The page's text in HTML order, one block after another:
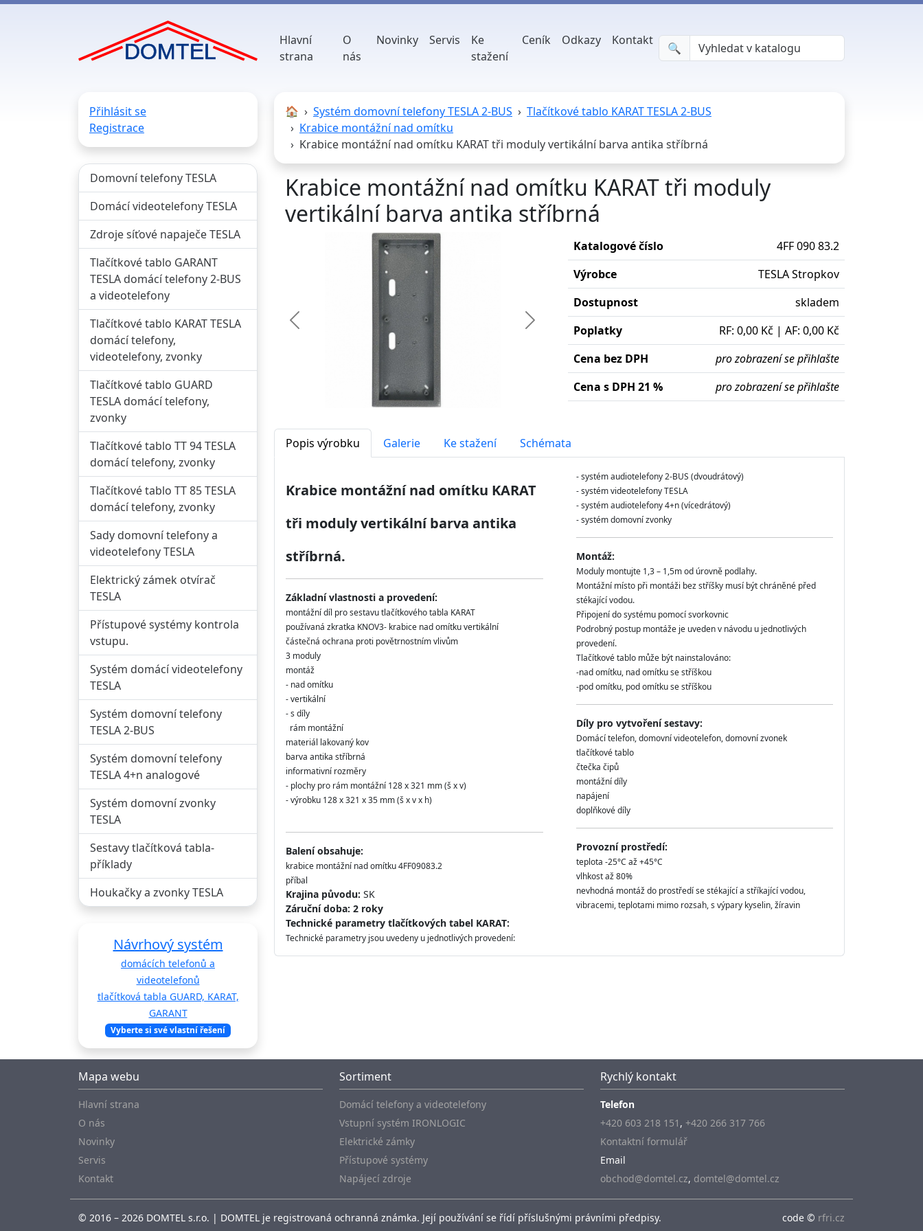
Hlavní
strana
O
nás
Novinky Servis
Ke
stažení
Ceník Odkazy Kontakt
🔍︎
Přihlásit se
Registrace
Domovní telefony TESLA
Domácí videotelefony TESLA
Zdroje síťové napaječe TESLA
Tlačítkové tablo GARANT
TESLA domácí telefony 2-BUS
a videotelefony
Tlačítkové tablo KARAT TESLA
domácí telefony,
videotelefony, zvonky
Tlačítkové tablo GUARD
TESLA domácí telefony,
zvonky
Tlačítkové tablo TT 94 TESLA
domácí telefony, zvonky
Tlačítkové tablo TT 85 TESLA
domácí telefony, zvonky
Sady domovní telefony a
videotelefony TESLA
Elektrický zámek otvírač
TESLA
Přístupové systémy kontrola
vstupu.
Systém domácí videotelefony
TESLA
Systém domovní telefony
TESLA 2-BUS
Systém domovní telefony
TESLA 4+n analogové
Systém domovní zvonky
TESLA
Sestavy tlačítková tabla-
příklady
Houkačky a zvonky TESLA
Návrhový systém
domácích telefonů a
videotelefonů
tlačítková tabla GUARD, KARAT,
GARANT
Vyberte si své vlastní řešení
🏠︎ Systém domovní telefony TESLA 2-BUS
Tlačítkové tablo KARAT TESLA 2-BUS
Krabice montážní nad omítku
Krabice montážní nad omítku KARAT tři moduly vertikální barva antika stříbrná
Krabice montážní nad omítku KARAT tři moduly
vertikální barva antika stříbrná
Předchozí Další
Katalogové číslo
4FF 090 83.2
Výrobce
TESLA Stropkov
Dostupnost
skladem
Poplatky
RF: 0,00 Kč | AF: 0,00 Kč
Cena bez DPH
pro zobrazení se přihlašte
Cena s DPH 21 %
pro zobrazení se přihlašte
Popis výrobku Galerie Ke stažení Schémata
Krabice montážní nad omítku KARAT
tři moduly vertikální barva antika
stříbrná.
Základní vlastnosti a provedení:
montážní díl pro sestavu tlačítkového tabla KARAT
používaná zkratka KNOV3- krabice nad omítku vertikální
částečná ochrana proti povětrnostním vlivům
3 moduly
montáž
- nad omítku
- vertikální
- s díly
rám montážní
materiál lakovaný kov
barva antika stříbrná
informativní rozměry
- plochy pro rám montážní 128 x 321 mm (š x v)
- výrobku 128 x 321 x 35 mm (š x v x h)
Balení obsahuje:
krabice montážní nad omítku 4FF09083.2
příbal
Krajina původu: SK
Záruční doba: 2 roky
Technické parametry tlačítkových tabel KARAT:
Technické parametry jsou uvedeny u jednotlivých provedení:
- systém audiotelefony 2-BUS (dvoudrátový)
- systém videotelefony TESLA
- systém audiotelefony 4+n (vícedrátový)
- systém domovní zvonky
Montáž:
Moduly montujte 1,3 – 1,5m od úrovně podlahy.
Montážní místo při montáži bez stříšky musí být chráněné před
stékající vodou.
Připojení do systému pomocí svorkovnic
Podrobný postup montáže je uveden v návodu u jednotlivých
provedení.
Tlačítkové tablo může být nainstalováno:
-nad omítku, nad omítku se stříškou
-pod omítku, pod omítku se stříškou
Díly pro vytvoření sestavy:
Domácí telefon, domovní videotelefon, domovní zvonek
tlačítkové tablo
čtečka čipů
montážní díly
napájení
doplňkové díly
Provozní prostředí:
teplota -25°C až +45°C
vlhkost až 80%
nevhodná montáž do prostředí se stékající a stříkající vodou,
vibracemi, teplotami mimo rozsah, s výpary kyselin, žíravin
Mapa webu
Hlavní strana
O nás
Novinky
Servis
Kontakt
Sortiment
Domácí telefony a videotelefony
Vstupní systém IRONLOGIC
Elektrické zámky
Přístupové systémy
Napájecí zdroje
Rychlý kontakt
Telefon
+420 603 218 151 , +420 266 317 766
Kontaktní formulář
Email
obchod@domtel.cz, domtel@domtel.cz
© 2016 – 2026 DOMTEL s.r.o. | DOMTEL je registrovaná ochranná známka. Její používání se řídí příslušnými právními předpisy. code © rfri.cz